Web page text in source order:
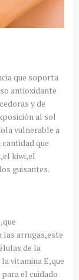
que soporta
antioxidante
y de
al sol
vulnerable a
que
kiwi,el
guisantes.
las arrugas,este
de la
vitamina E,que
el cuidado